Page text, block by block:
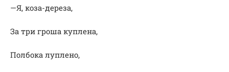
—Я, коза-дереза,
За три гроша куплена,
Полбока луплено,